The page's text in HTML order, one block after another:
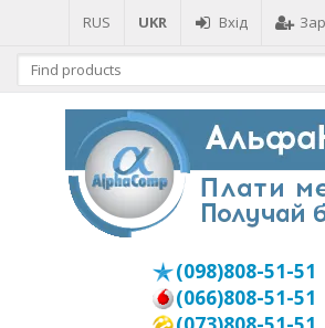
RUS UKR Вхід
(098)808-51-51
(066)808-51-51